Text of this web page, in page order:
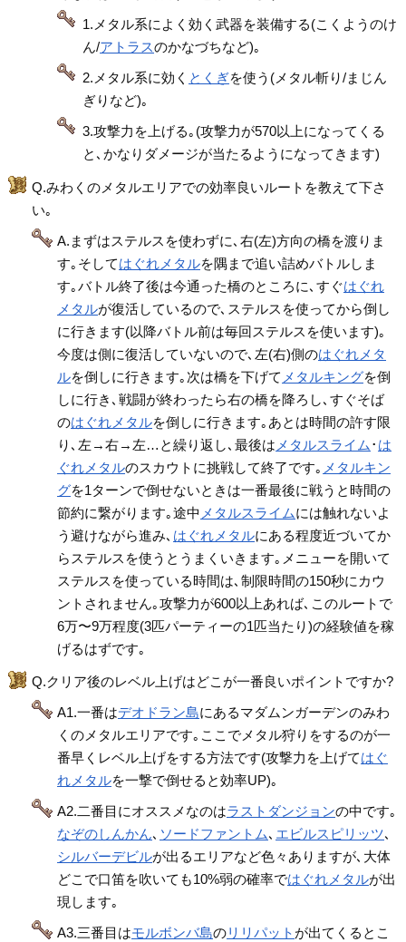
1.メタル系によく効く武器を装備する(こくようのけ
ん/アトラスのかなづちなど)｡
2.メタル系に効く とくぎを使う(メタル斬り/まじん
ぎりなど)｡
3.攻撃力を上げる｡(攻撃力が570以上になってくる
と､かなりダメージが当たるようになってきます)
Q.みわくのメタルエリアでの効率良いルートを教えて下さ
い｡
A.まずはステルスを使わずに､右(左)方向の橋を渡りま
す｡そしてはぐれメタルを隅まで追い詰めバトルしま
す｡バトル終了後は今通った橋のところに､すぐはぐれ
メタルが復活しているので､ステルスを使ってから倒し
に行きます(以降バトル前は毎回ステルスを使います)｡
今度は側に復活していないので､左(右)側のはぐれメタ
ルを倒しに行きます｡次は橋を下げて メタルキングを倒
しに行き､戦闘が終わったら右の橋を降ろし､すぐそば
のはぐれメタルを倒しに行きます｡あとは時間の許す限
り､左→右→左…と繰り返し､最後は メタルスライム ･ は
ぐれメタルのスカウトに挑戦して終了です｡ メタルキン
グを1ターンで倒せないときは一番最後に戦うと時間の
節約に繋がります｡途中 メタルスライムには触れないよ
う避けながら進み､ はぐれメタルにある程度近づいてか
らステルスを使うとうまくいきます｡メニューを開いて
ステルスを使っている時間は､制限時間の150秒にカウ
ントされません｡攻撃力が600以上あれば､このルートで
6万〜9万程度(3匹パーティーの1匹当たり)の経験値を稼
げるはずです｡
Q.クリア後のレベル上げはどこが一番良いポイントですか?
A1.一番はデオドラン島にあるマダムンガーデンのみわ
くのメタルエリアです｡ここでメタル狩りをするのが一
番早くレベル上げをする方法です(攻撃力を上げてはぐ
れメタルを一撃で倒せると効率UP)｡
A2.二番目にオススメなのはラストダンジョンの中です｡
なぞのしんかん､ ソードファントム､ エビルスピリッツ､
シルバーデビルが出るエリアなど色々ありますが､大体
どこで口笛を吹いても10%弱の確率ではぐれメタルが出
現します｡
A3.三番目はモルボンバ島のリリパット が出てくるとこ